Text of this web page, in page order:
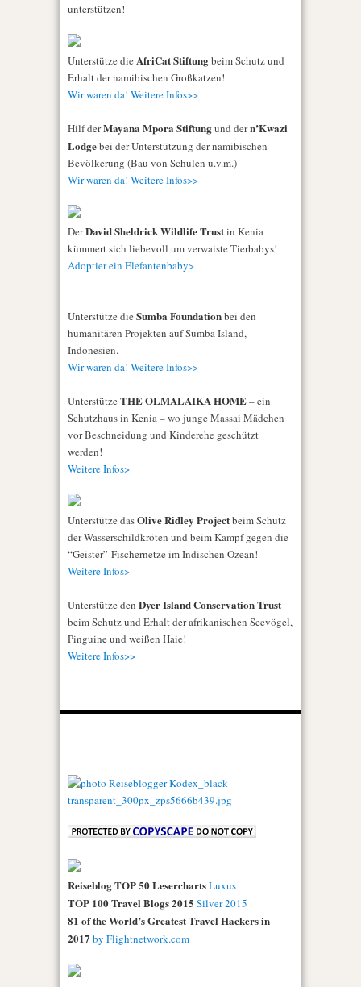
unterstützen!
Unterstütze die AfriCat Stiftungbeim Schutz und
Erhalt der namibischen Großkatzen!
Wir waren da! Weitere Infos>>
Hilf derMayana Mpora Stiftungund dern’Kwazi
Lodgebei der Unterstützung der namibischen
Bevölkerung (Bau von Schulen u.v.m.)
Wir waren da! Weitere Infos>>
DerDavid Sheldrick Wildlife Trustin Kenia
kümmert sich liebevoll um verwaiste Tierbabys!
Adoptier ein Elefantenbaby>
Unterstütze die Sumba Foundationbei den
humanitären Projekten auf Sumba Island,
Indonesien.
Wir waren da! Weitere Infos>>
Unterstütze THE OLMALAIKA HOME– ein
Schutzhaus in Kenia – wo junge Massai Mädchen
vor Beschneidung und Kinderehe geschützt
werden!
Weitere Infos>
Unterstütze dasOlive Ridley Projectbeim Schutz
der Wasserschildkröten und beim Kampf gegen die
“Geister”-Fischernetze im Indischen Ozean!
Weitere Infos>
Unterstütze den Dyer Island Conservation Trust
beim Schutz und Erhalt der afrikanischen Seevögel,
Pinguine und weißen Haie!
Weitere Infos>>
Reiseblog TOP 50 LeserchartsLuxus
TOP 100 Travel Blogs 2015 Silver 2015
81 of the World’s Greatest Travel Hackers in
2017 by Flightnetwork.com